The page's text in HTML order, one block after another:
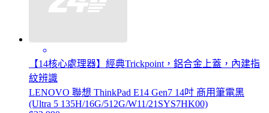
【14核心處理器】經典Trickpoint，鋁合金上蓋，內建指
紋辨識
LENOVO 聯想 ThinkPad E14 Gen7 14吋 商用筆電黑
(Ultra 5 135H/16G/512G/W11/21SYS7HK00)